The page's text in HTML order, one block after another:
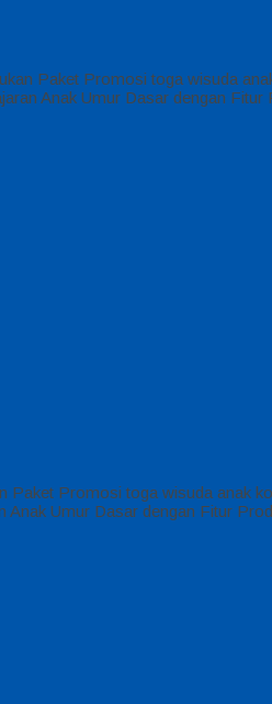
Paket Promosi toga wisuda
Anak Umur Dasar dengan
Promosi toga wisuda anak
Umur Dasar dengan Fitur